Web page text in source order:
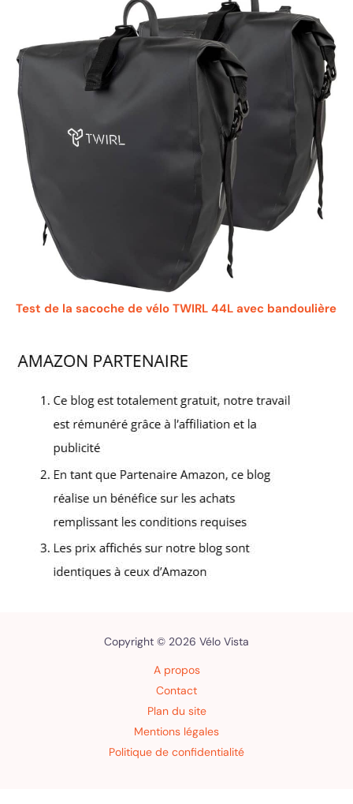
Test de la sacoche de vélo TWIRL 44L avec bandoulière
Copyright © 2026 Vélo Vista
A propos
Contact
Plan du site
Mentions légales
Politique de confidentialité